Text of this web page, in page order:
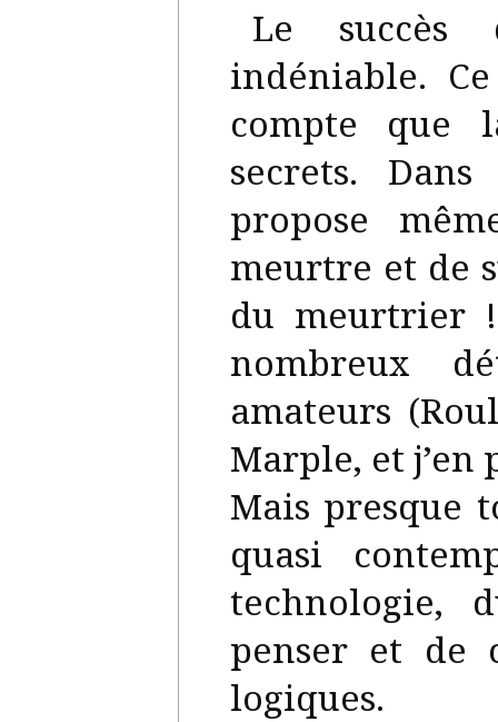
Le succès
indéniable.
compte que
secrets.
propose
meurtre et de
du meurtrier
nombreux
amateurs
Marple, et j’en
Mais presque
quasi
technologie,
penser et de
logiques.